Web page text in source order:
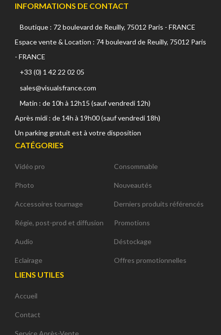
INFORMATIONS DE CONTACT
Boutique : 72 boulevard de Reuilly, 75012 Paris - FRANCE
Espace vente & Location : 74 boulevard de Reuilly, 75012 Paris
- FRANCE
+33 (0) 1 42 22 02 05
sales@visualsfrance.com
Matin : de 10h à 12h15 (sauf vendredi 12h)
Après midi : de 14h à 19h00 (sauf vendredi 18h)
Un parking gratuit est à votre disposition
CATÉGORIES
Vidéo pro
Photo
Accessoires tournage
Régie, post-prod et diffusion
Audio
Eclairage
Consommable
Nouveautés
Derniers produits référencés
Promotions
Déstockage
Offres promotionnelles
LIENS UTILES
Accueil
Contact
Service Après-Vente